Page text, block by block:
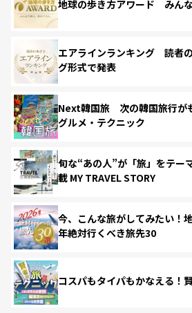
地球の歩き方アワード みんな
エアラインランキング 読者
グ形式で発表
Next韓国旅 次の韓国旅行が
グルメ・テクニック
旬な“あの人”が「旅」をテー
載 MY TRAVEL STORY
今、こんな旅がしてみたい！
年絶対行くべき旅先30
コスパもタイパもかなえる！